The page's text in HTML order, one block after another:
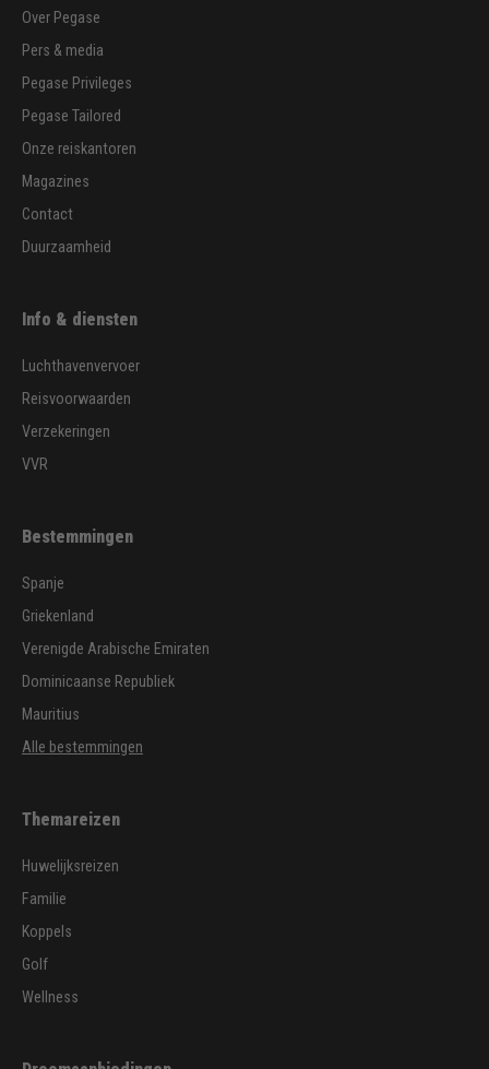
Over Pegase
Pers & media
Pegase Privileges
Pegase Tailored
Onze reiskantoren
Magazines
Contact
Duurzaamheid
Info & diensten
Luchthavenvervoer
Reisvoorwaarden
Verzekeringen
VVR
Bestemmingen
Spanje
Griekenland
Verenigde Arabische Emiraten
Dominicaanse Republiek
Mauritius
Alle bestemmingen
Themareizen
Huwelijksreizen
Familie
Koppels
Golf
Wellness